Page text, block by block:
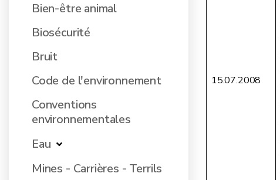
Bien-être animal
Biosécurité
Bruit
Code de l'environnement
Conventions
environnementales
Eau
Mines - Carrières - Terrils
15.07.2008